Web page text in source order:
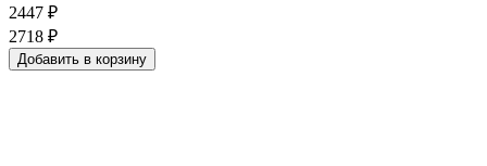
2447 ₽
2718 ₽
Добавить в корзину